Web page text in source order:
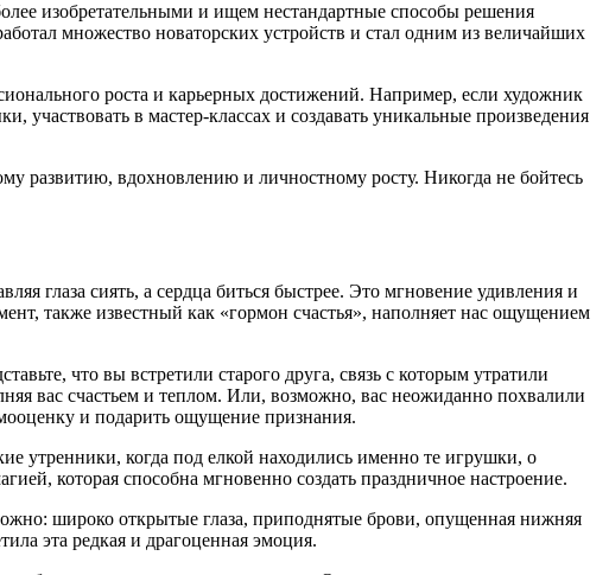
изобретательными и ищем нестандартные способы решения
множество новаторских устройств и стал одним из величайших
роста и карьерных достижений. Например, если художник
в мастер-классах и создавать уникальные произведения
развитию, вдохновлению и личностному росту. Никогда не бойтесь
глаза сиять, а сердца биться быстрее. Это мгновение удивления и
также известный как «гормон счастья», наполняет нас ощущением
что вы встретили старого друга, связь с которым утратили
вас счастьем и теплом. Или, возможно, вас неожиданно похвалили
и подарить ощущение признания.
утренники, когда под елкой находились именно те игрушки, о
которая способна мгновенно создать праздничное настроение.
широко открытые глаза, приподнятые брови, опущенная нижняя
эта редкая и драгоценная эмоция.